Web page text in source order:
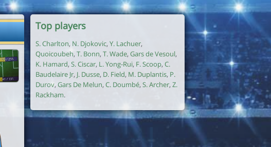
Top players
S. Charlton, N. Djokovic, Y. Lachuer,
Quoicoubeh,T. Bonn, T. Wade, Gars de Vesoul,
K. Hamard, S. Ciscar, L. Yong-Rui, F. Scoop, C.
Baudelaire Jr, J. Dusse, D. Field, M. Duplantis, P.
Durov,Gars De Melun, C. Doumbé, S. Archer, Z.
Rackham.